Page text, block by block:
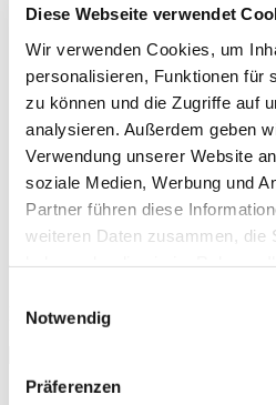
Diese Webseite verwendet
Wir verwenden Cookies, um
personalisieren, Funktionen für
zu können und die Zugriffe auf
analysieren. Außerdem geben
Verwendung unserer Website
soziale Medien, Werbung und
Partner führen diese
weiteren Daten zusammen, die
Notwendig
Präferenzen
Photovoltaik
Weitere Infos ...
Beleuchtung
Weitere Infos ...
1
3
Ihre Ansprechpartner